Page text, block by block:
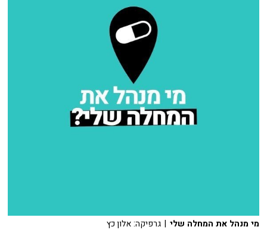
מי מנהל את המחלה שלי | גרפיקה: אלון כץ